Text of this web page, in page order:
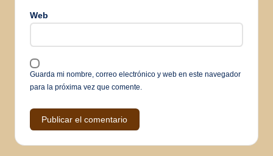
Web
Guarda mi nombre, correo electrónico y web en este navegador
para la próxima vez que comente.